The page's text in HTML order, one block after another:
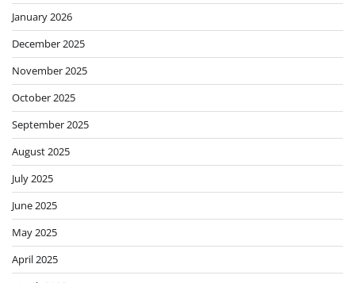
January 2026
December 2025
November 2025
October 2025
September 2025
August 2025
July 2025
June 2025
May 2025
April 2025